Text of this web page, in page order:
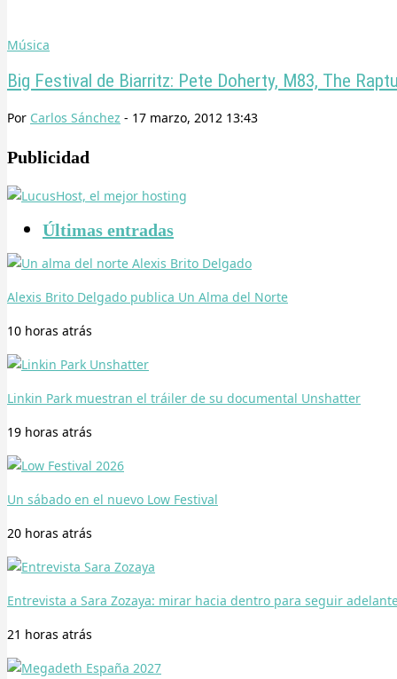
Música
Big Festival de Biarritz: Pete Doherty, M83, The
Por Carlos Sánchez - 17 marzo, 2012 13:43
Publicidad
Últimas entradas
Alexis Brito Delgado publica Un Alma del Norte
10 horas atrás
Linkin Park muestran el tráiler de su documental Unshatter
19 horas atrás
Un sábado en el nuevo Low Festival
20 horas atrás
Entrevista a Sara Zozaya: mirar hacia dentro para seguir
21 horas atrás